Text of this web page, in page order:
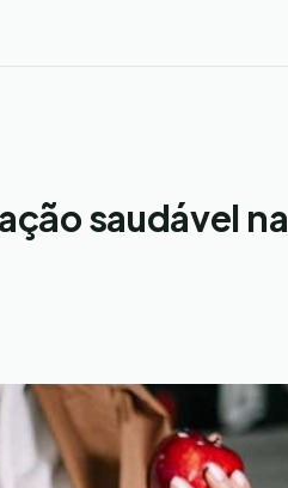
saudável na